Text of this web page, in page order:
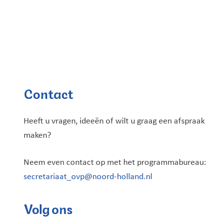
Contact
Heeft u vragen, ideeën of wilt u graag een afspraak
maken?
Neem even contact op met het programmabureau:
secretariaat_ovp@noord-holland.nl
Volg ons